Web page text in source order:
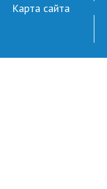
Карта сайта